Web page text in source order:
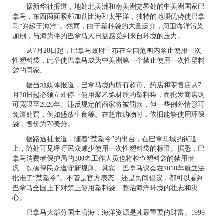
据新华社报道，地处北美洲和南美洲交界处的中美洲国家巴
拿马，东西两面紧邻加勒比海和太平洋，独特的地理优势使巴拿
马“兴起于海洋”。然而，由于塑料袋的大量遗弃，周围海洋污染
加剧，与海为伴的巴拿马人日益感受到来自环境的压力。
从7月 20 日起，巴拿马政府宣布在全国范围内禁止使用一次
性塑料袋，此举使巴拿马成为中美洲第一个禁止使用一次性塑料
袋的国家。
据当地媒体报道，巴拿马境内所有超市、药店和零售店从7
月 20 日起必须立即停止使用聚乙烯材质的塑料袋，而批发商店则
可宽限至2020年。违反规定的商家将被罚款，但一些例外情形可
免遭处罚，例如盛放生食等。在超市购物时，依旧能够使用环保
袋，售价为70美分。
据路透社报道，随着“禁塑令”的出台，在巴拿马城的街道
上，随处可见呼吁民众减少使用一次性塑料袋的标语。据悉，巴
拿马消费者保护局的300名工作人员也将检查塑料袋的禁用情
况，以确保民众遵守新规则。其实，巴拿马议会在2018年就立法
批准了“禁塑令”。不管是官方表态，还是民间倡议，都可以看到
巴拿马全国上下对禁止使用塑料袋、整治海洋环境的壮志和决
心。
巴拿马大部分国土沿海，海洋资源是其最重要的财富。 1999